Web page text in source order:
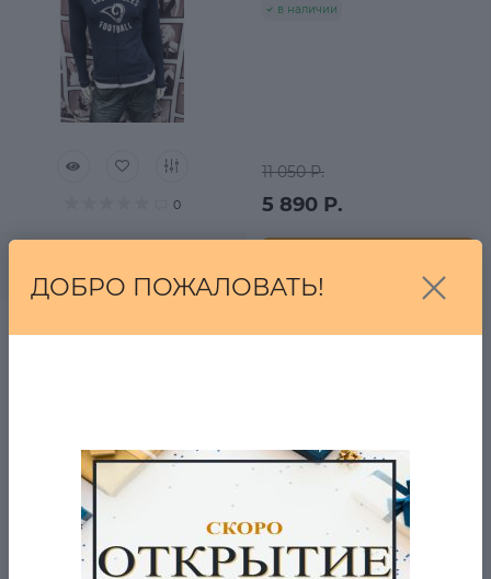
0
в наличии
11 050 Р.
5 890 Р.
19 250 Р.
ДОБРО ПОЖАЛОВАТЬ!